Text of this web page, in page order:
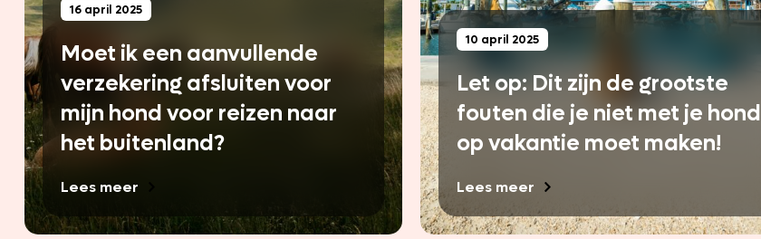
16 april 2025
Moet ik een aanvullende
verzekering afsluiten voor
mijn hond voor reizen naar
het buitenland?
Lees meer
10 april 2025
Let op: Dit zijn de grootste
fouten die je niet met je hond
op vakantie moet maken!
Lees meer